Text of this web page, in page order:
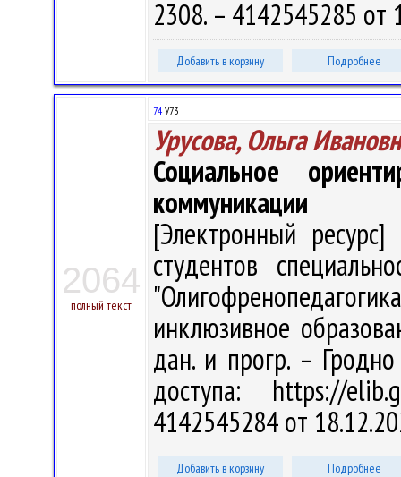
2308. – 4142545285 от
Добавить в корзину Подробнее
2064
полный текст
74 У73
Урусова, Ольга
Социальное
коммуникации
[Электронный
студентов
инклюзивное
дан. и прогр. –
доступа: https://
4142545284 от
Добавить в корзину Подробнее